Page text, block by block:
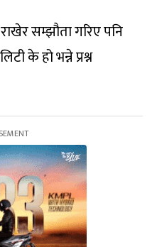
सम्झौता गरिए पनि
के हो भन्ने प्रश्न